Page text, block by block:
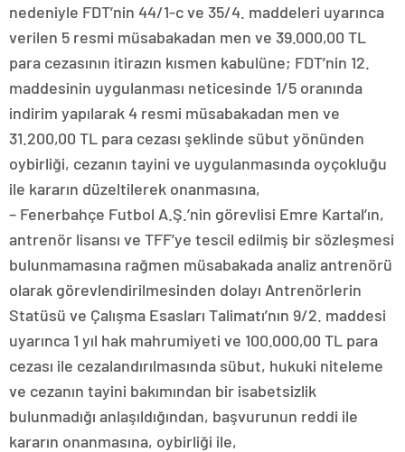
nedeniyle FDT’nin 44/1-c ve 35/4. maddeleri uyarınca
verilen 5 resmi müsabakadan men ve 39.000,00 TL
para cezasının itirazın kısmen kabulüne; FDT’nin 12.
maddesinin uygulanması neticesinde 1/5 oranında
indirim yapılarak 4 resmi müsabakadan men ve
31.200,00 TL para cezası şeklinde sübut yönünden
oybirliği, cezanın tayini ve uygulanmasında oyçokluğu
ile kararın düzeltilerek onanmasına,
– Fenerbahçe Futbol A.Ş.’nin görevlisi Emre Kartal’ın,
antrenör lisansı ve TFF’ye tescil edilmiş bir sözleşmesi
bulunmamasına rağmen müsabakada analiz antrenörü
olarak görevlendirilmesinden dolayı Antrenörlerin
Statüsü ve Çalışma Esasları Talimatı’nın 9/2. maddesi
uyarınca 1 yıl hak mahrumiyeti ve 100.000,00 TL para
cezası ile cezalandırılmasında sübut, hukuki niteleme
ve cezanın tayini bakımından bir isabetsizlik
bulunmadığı anlaşıldığından, başvurunun reddi ile
kararın onanmasına, oybirliği ile,